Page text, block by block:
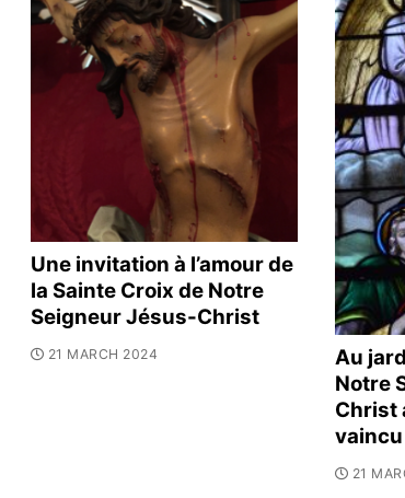
Une invitation à l’amour de
la Sainte Croix de Notre
Seigneur Jésus-Christ
21 MARCH 2024
Au
Notre
Christ
vaincu
21